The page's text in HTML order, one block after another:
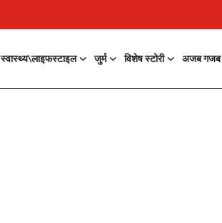
स्वास्थ्य\लाइफस्टाइल जुर्म विशेष स्टोरी अजब गजब